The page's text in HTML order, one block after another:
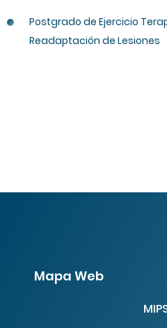
Postgrado de Ejercicio
Readaptación de Lesiones
Mapa Web